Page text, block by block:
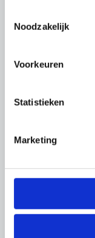
Noodzakelijk
Voorkeuren
Statistieken
Marketing
Gezondheids-
Meer info